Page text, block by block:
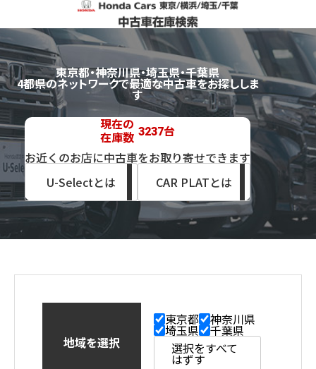
東京都・神奈川県・埼玉県・千葉県
4都県のネットワークで最適な中古車をお探ししま
す
現在の
在庫数 3237台
お近くのお店に中古車をお取り寄せできます
U-Selectとは
CAR PLATとは
地域を選択
東京都 神奈川県
埼玉県
千葉県
選択をすべて
はずす